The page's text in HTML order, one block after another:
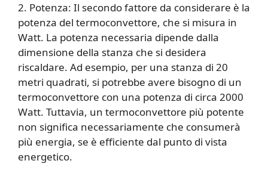
2. Potenza: Il secondo fattore da considerare è la
potenza del termoconvettore, che si misura in
Watt. La potenza necessaria dipende dalla
dimensione della stanza che si desidera
riscaldare. Ad esempio, per una stanza di 20
metri quadrati, si potrebbe avere bisogno di un
termoconvettore con una potenza di circa 2000
Watt. Tuttavia, un termoconvettore più potente
non significa necessariamente che consumerà
più energia, se è efficiente dal punto di vista
energetico.